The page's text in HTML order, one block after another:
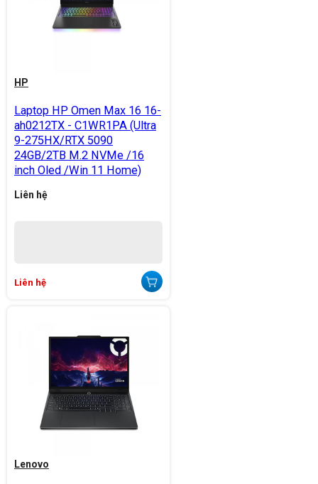
HP
Laptop HP Omen Max 16 16-
ah0212TX - C1WR1PA (Ultra
9-275HX/RTX 5090
24GB/2TB M.2 NVMe /16
inch Oled /Win 11 Home)
Liên hệ
Liên hệ
Lenovo